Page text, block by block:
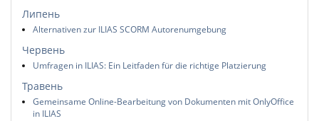
Липень
Alternativen zur ILIAS SCORM Autorenumgebung
Червень
Umfragen in ILIAS: Ein Leitfaden für die richtige Platzierung
Травень
Gemeinsame Online-Bearbeitung von Dokumenten mit OnlyOffice
in ILIAS